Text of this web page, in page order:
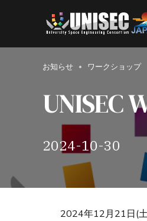
お知らせ ワークショップ
UNISEC
2024-10-30
2024年12月21日(